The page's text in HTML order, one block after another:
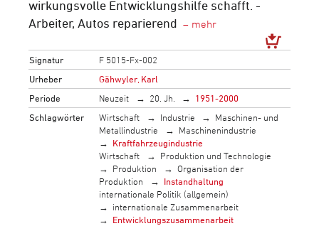
wirkungsvolle Entwicklungshilfe schafft. -
Arbeiter, Autos reparierend
Signatur
F 5015-Fx-002
Urheber
Gähwyler, Karl
Periode
Neuzeit 20. Jh.
1951-2000
Schlagwörter
Wirtschaft Industrie
Maschinen- und
Metallindustrie
Maschinenindustrie
Kraftfahrzeugindustrie
Wirtschaft
Produktion und Technologie
Produktion
Organisation der
Produktion
Instandhaltung
internationale Politik (allgemein)
internationale Zusammenarbeit
Entwicklungszusammenarbeit